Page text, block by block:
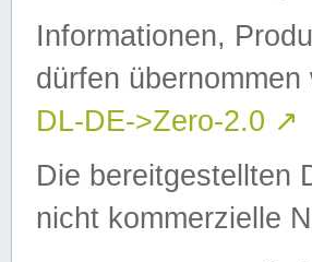
Informationen,
dürfen
DL-DE->Zero-2.0 ↗
Die bereitgestellten
nicht kommerzielle